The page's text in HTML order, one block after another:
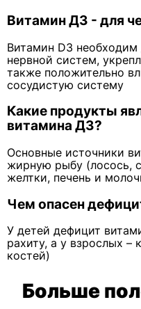
Витамин Д3 - для
Витамин D3
нервной систем,
также положительно
сосудистую систему
Какие продукты
витамина Д3?
Основные источники
жирную рыбу (лосось,
желтки, печень и
Чем опасен
У детей дефицит
рахиту, а у взрослых –
костей)
Больше